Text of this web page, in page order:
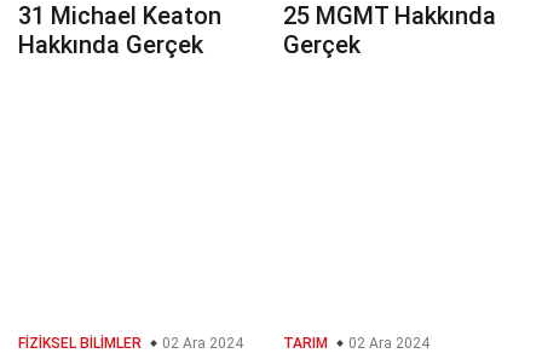
31 Michael Keaton
Hakkında Gerçek
25 MGMT Hakkında
Gerçek
FIZIKSEL BILIMLER 02 Ara 2024 TARIM 02 Ara 2024